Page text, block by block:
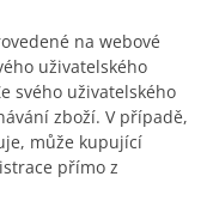
na webové
uživatelského
svého uživatelského
zboží. V případě,
může kupující
přímo z